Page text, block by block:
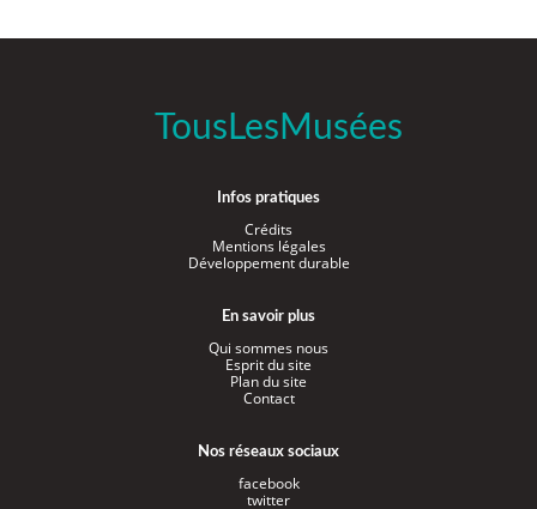
TousLesMusées
Infos pratiques
Crédits
Mentions légales
Développement durable
En savoir plus
Qui sommes nous
Esprit du site
Plan du site
Contact
Nos réseaux sociaux
facebook
twitter